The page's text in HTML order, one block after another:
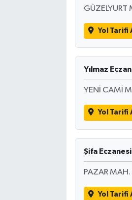
GÜZELYURT
Yol Tarifi
Yılmaz
YENİ CAMİ
Yol Tarifi
Şifa Eczanesi
PAZAR
Yol Tarifi